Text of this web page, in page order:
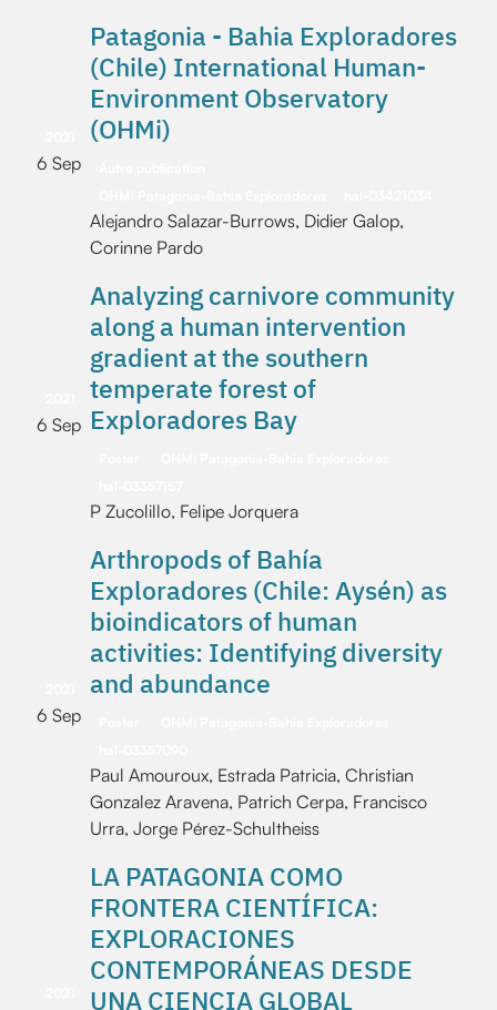
6 Sep
Patagonia - Bahia Exploradores
(Chile) International Human-
Environment Observatory
(OHMi)
Alejandro Salazar-Burrows, Didier Galop,
Corinne Pardo
6 Sep
Analyzing carnivore community
along a human intervention
gradient at the southern
temperate forest of
Exploradores Bay
P Zucolillo, Felipe Jorquera
6 Sep
Arthropods of Bahía
Exploradores (Chile: Aysén) as
bioindicators of human
activities: Identifying diversity
and abundance
Paul Amouroux, Estrada Patricia, Christian
Gonzalez Aravena, Patrich Cerpa, Francisco
Urra, Jorge Pérez-Schultheiss
LA PATAGONIA COMO
FRONTERA CIENTÍFICA:
EXPLORACIONES
CONTEMPORÁNEAS DESDE
UNA CIENCIA GLOBAL